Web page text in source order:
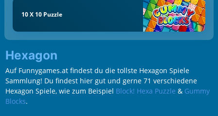
10 X 10 Puzzle
Hexagon
Auf Funnygames.at findest du die tollste Hexagon Spiele
Sammlung! Du findest hier gut und gerne 71 verschiedene
Hexagon Spiele, wie zum Beispiel Block! Hexa Puzzle & Gummy
Blocks.